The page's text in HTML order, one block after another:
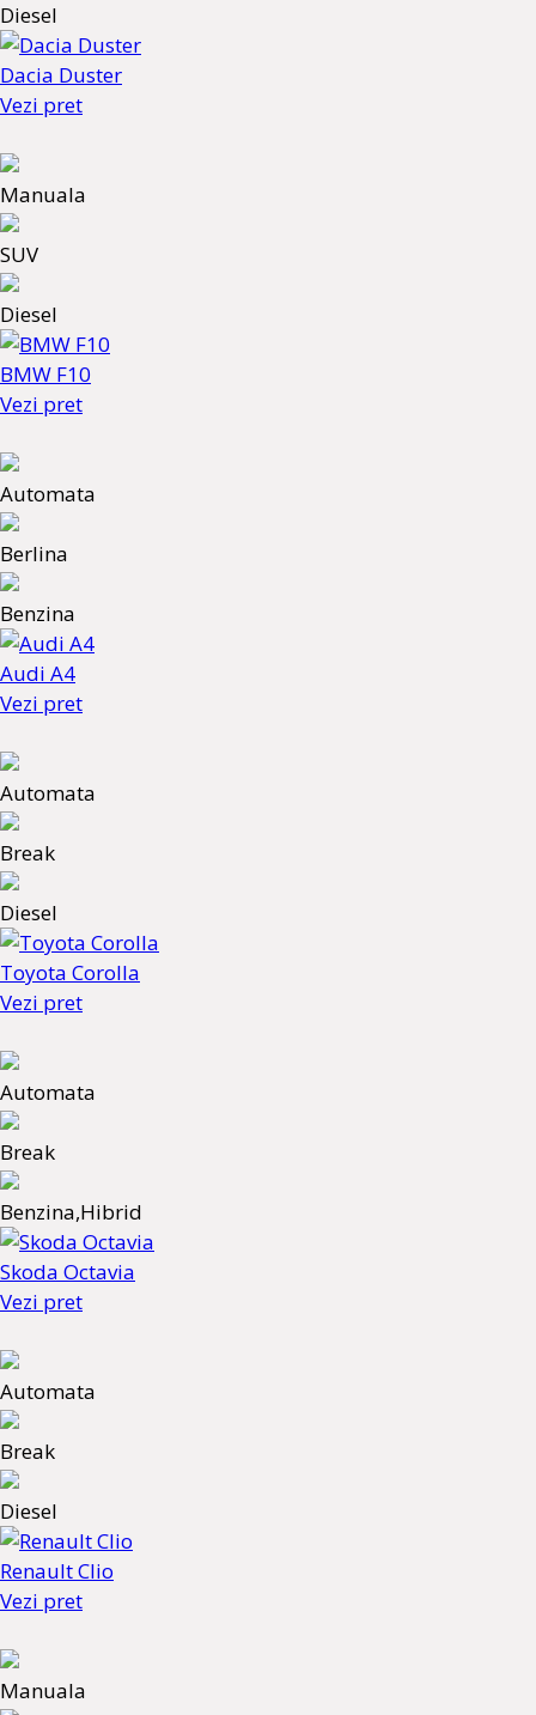
Diesel
Dacia Duster
Vezi pret
Manuala
SUV
Diesel
BMW F10
Vezi pret
Automata
Berlina
Benzina
Audi A4
Vezi pret
Automata
Break
Diesel
Toyota Corolla
Vezi pret
Automata
Break
Benzina,Hibrid
Skoda Octavia
Vezi pret
Automata
Break
Diesel
Renault Clio
Vezi pret
Manuala